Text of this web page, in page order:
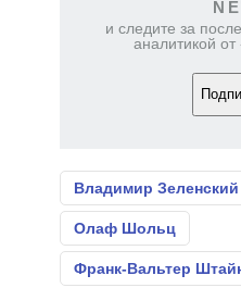
и следите за
аналитикой
Владимир Зеленский
Олаф Шольц
Франк-Вальтер